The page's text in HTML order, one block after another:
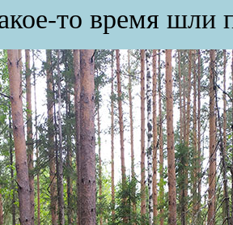
то время шли